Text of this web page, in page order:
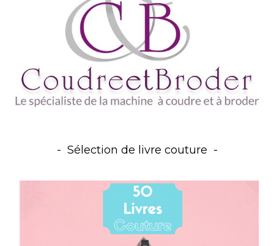
Sélection de livre couture